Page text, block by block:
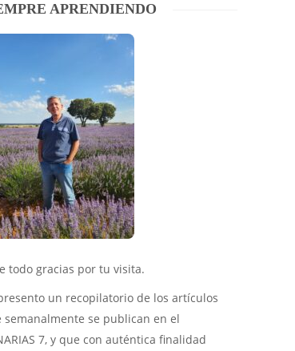
APRENDIENDO
todo gracias por tu visita.
un recopilatorio de los artículos
semanalmente se publican en el
7, y que con auténtica finalidad